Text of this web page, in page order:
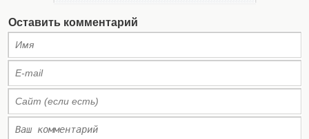
Оставить комментарий